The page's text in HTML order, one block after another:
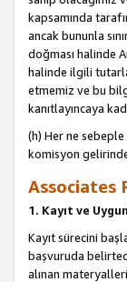
kapsamında
ancak bununla
doğması halinde
halinde ilgili
etmemiz ve bu
kanıtlayıncaya
(h) Her ne
komisyon
Associates
1. Kayıt ve
Kayıt sürecini
başvuruda
alınan